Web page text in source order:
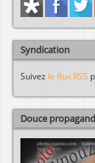
Syndication
Suivez le flux RSS
Douce